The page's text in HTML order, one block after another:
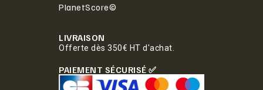
PlanetScore©
LIVRAISON
Offerte dès 350€ HT d'achat.
PAIEMENT SÉCURISÉ ✅